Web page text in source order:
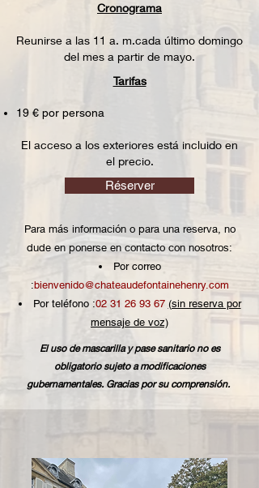
Cronograma
Reunirse a las 11 a. m.cada último domingo
del mes a partir de mayo.
Tarifas
19 € por persona
El acceso a los exteriores está incluido en
el precio.
Réserver
Para más información o para una reserva, no
dude en ponerse en contacto con nosotros:
Por correo
:bienvenido@chateaudefontainehenry.com
Por teléfono :02 31 26 93 67 (sin reserva por
mensaje de voz)
El uso de mascarilla y pase sanitario no es
obligatorio sujeto a modificaciones
gubernamentales. Gracias por su comprensión.